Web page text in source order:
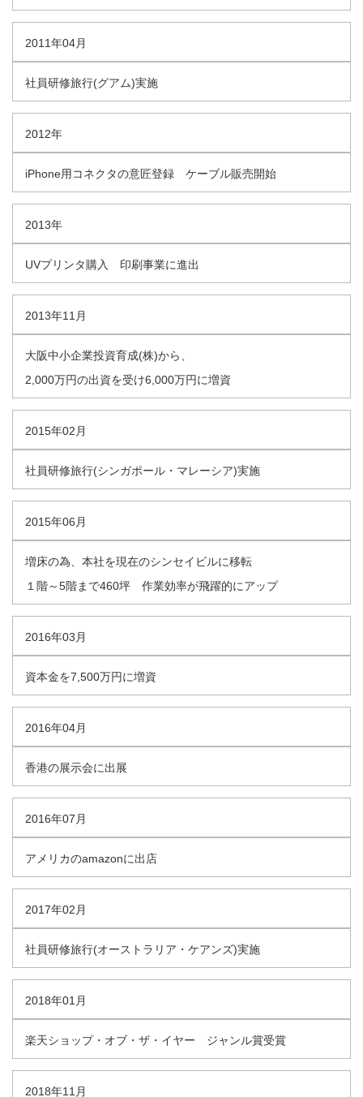
2011年04月
社員研修旅行(グアム)実施
2012年
iPhone用コネクタの意匠登録 ケーブル販売開始
2013年
UVプリンタ購入 印刷事業に進出
2013年11月
大阪中小企業投資育成(株)から、
2,000万円の出資を受け6,000万円に増資
2015年02月
社員研修旅行(シンガポール・マレーシア)実施
2015年06月
増床の為、本社を現在のシンセイビルに移転
１階～5階まで460坪 作業効率が飛躍的にアップ
2016年03月
資本金を7,500万円に増資
2016年04月
香港の展示会に出展
2016年07月
アメリカのamazonに出店
2017年02月
社員研修旅行(オーストラリア・ケアンズ)実施
2018年01月
楽天ショップ・オブ・ザ・イヤー ジャンル賞受賞
2018年11月